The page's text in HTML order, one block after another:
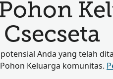
Anda yang telah
Keluarga komunitas.